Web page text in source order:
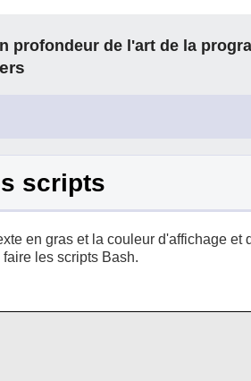
de l'art de la
scripts
en gras et la couleur d'affichage et
les scripts Bash.